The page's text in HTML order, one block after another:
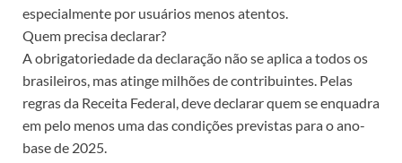
especialmente por usuários menos atentos.
Quem precisa declarar?
A obrigatoriedade da declaração não se aplica a todos os
brasileiros, mas atinge milhões de contribuintes. Pelas
regras da Receita Federal, deve declarar quem se enquadra
em pelo menos uma das condições previstas para o ano-
base de 2025.